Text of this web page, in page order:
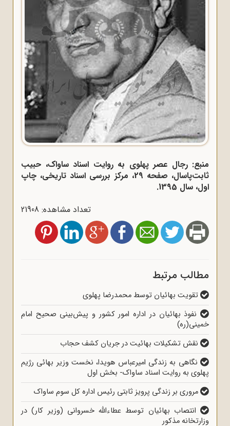
منبع: رجال عصر پهلوی به روایت اسناد ساواک، حبیب
ثابت‌پاسال، صفحه 29، مرکز بررسی اسناد تاریخی، چاپ
اول، سال 1395.
تعداد مشاهده: 21908
مطالب مرتبط
تقویت بهائیان توسط محمدرضا پهلوی
نفوذ بهائیان در اداره امور کشور و پیش‌بینی صحیح امام
خمینی(ره)
نقش تشکیلات بهائیت در جریان کشف حجاب
نگاهی به زندگی امیرعباس هویدا، نخست وزیر بهائی رژیم
پهلوی به روایت اسناد ساواک- بخش اول
مروری بر زندگی پرویز ثابتی رئیس اداره کل سوم ساواک
انتصاب بهائیان توسط عطاءالله خسروانی (وزیر کار) در
وزارتخانه مذکور